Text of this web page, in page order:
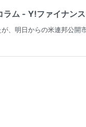
ラム - Y!ファイナンス
、明日からの米連邦公開